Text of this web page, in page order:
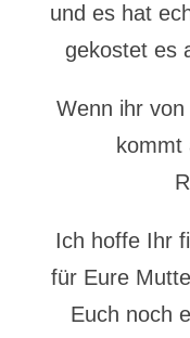
und es hat
gekostet es
Wenn ihr von
kommt
Ich hoffe Ihr
für Eure
Euch noch